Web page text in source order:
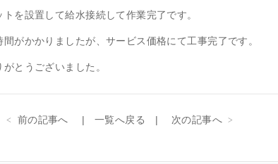
を設置して給水接続して作業完了です。
がかかりましたが、サービス価格にて工事完了です。
とうございました。
前の記事へ 一覧へ戻る 次の記事へ